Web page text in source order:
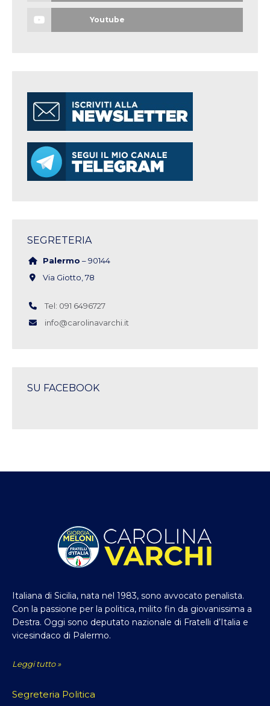
Youtube
SEGRETERIA
Palermo – 90144
Via Giotto, 78
Tel: 091 6496727
info@carolinavarchi.it
SU FACEBOOK
Italiana di Sicilia, nata nel 1983, sono avvocato penalista.
Con la passione per la politica, milito fin da giovanissima a
Destra. Oggi sono deputato nazionale di Fratelli d’Italia e
vicesindaco di Palermo.
Leggi tutto »
Segreteria Politica